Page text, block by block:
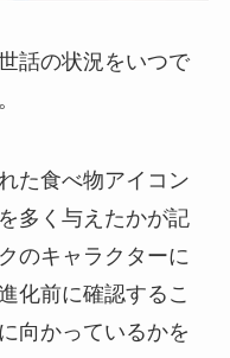
話の状況をいつで
た食べ物アイコン
多く与えたかが記
のキャラクターに
化前に確認するこ
向かっているかを